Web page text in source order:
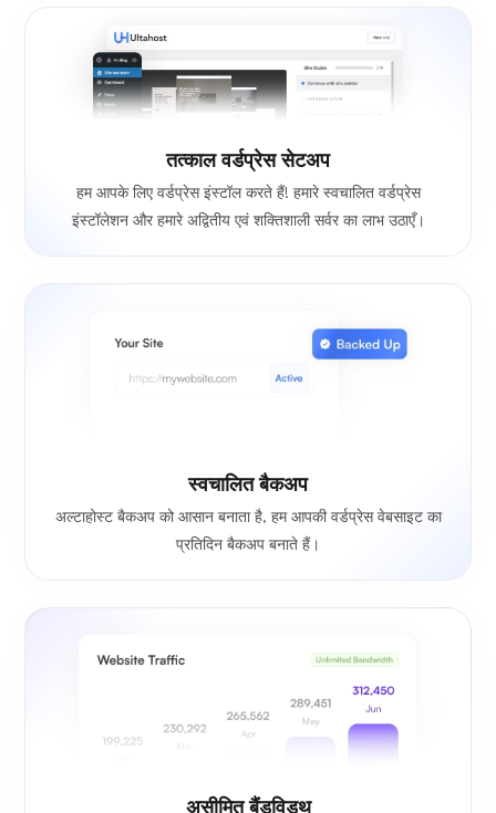
तत्काल वर्डप्रेस सेटअप
हम आपके लिए वर्डप्रेस इंस्टॉल करते हैं! हमारे स्वचालित वर्डप्रेस
इंस्टॉलेशन और हमारे अद्वितीय एवं शक्तिशाली सर्वर का लाभ उठाएँ।
स्वचालित बैकअप
अल्टाहोस्ट बैकअप को आसान बनाता है, हम आपकी वर्डप्रेस वेबसाइट का
प्रतिदिन बैकअप बनाते हैं।
असीमित बैंडविड्थ